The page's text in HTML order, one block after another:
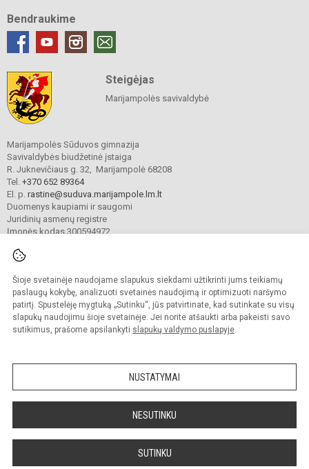
Šioje svetainėje naudojame slapukus siekdami užtikrinti jums teikiamų
paslaugų kokybę, analizuoti svetainės naudojimą ir optimizuoti naršymo
patirtį. Spustelėję mygtuką „Sutinku“, jūs patvirtinate, kad sutinkate su visų
slapukų naudojimu šioje svetainėje. Jei norite atšaukti arba pakeisti savo
sutikimus, prašome apsilankyti slapukų valdymo puslapyje.
NUSTATYMAI
NESUTINKU
SUTINKU
Bendraukime
Steigėjas
Marijampolės savivaldybė
Marijampolės Sūduvos gimnazija
Savivaldybės biudžetinė įstaiga
R. Juknevičiaus g. 32, Marijampolė 68208
Tel. +370 652 89364
El. p. rastine@suduva.marijampole.lm.lt
Duomenys kaupiami ir saugomi
Juridinių asmenų registre
Įmonės kodas 300594972
© 2024. Marijampolės Sūduvos gimnazija. Visos teisės saugomos.
Kopijuoti turinį be raštiško įstaigos administracijos sutikimo griežtai draudžiama.
Prieinamumo paraiška Slapukų valdymas
Sumanus būdas atnaujinti